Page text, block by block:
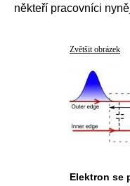
někteří pracovníci
Zvětšit obrázek
Elektron se